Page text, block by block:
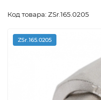
Код товара: ZSr.165.0205
ZSr.165.0205